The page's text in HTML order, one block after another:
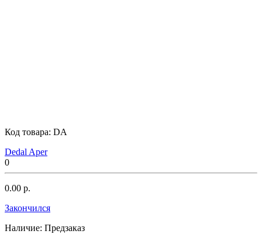
Код товара: DA
Dedal Aper
0
0.00 р.
Закончился
Наличие: Предзаказ